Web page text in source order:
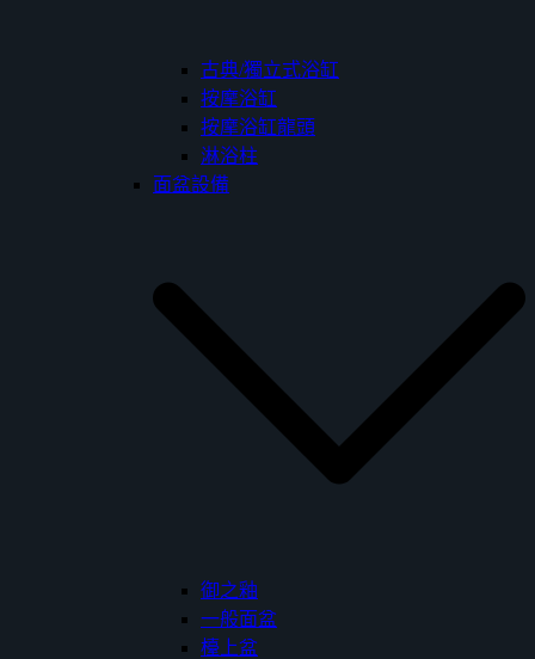
古典/獨立式浴缸
按摩浴缸
按摩浴缸龍頭
淋浴柱
面盆設備
御之釉
一般面盆
檯上盆